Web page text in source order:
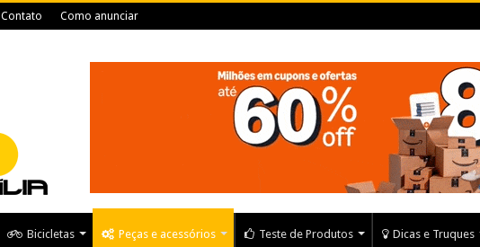
Contato Como anunciar
Bicicletas Peças e acessórios Teste de Produtos Dicas e Truques